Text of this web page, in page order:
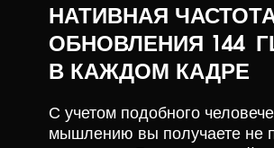
НАТИВНАЯ
ОБНОВЛЕНИЯ 144
В КАЖДОМ КАДРЕ
С учетом подобного
мышлению вы получаете не